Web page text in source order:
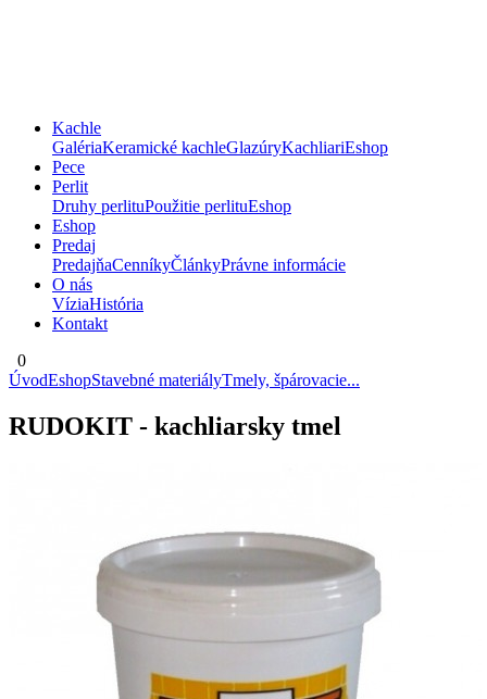
Kachle
GalériaKeramické kachleGlazúryKachliariEshop
Pece
Perlit
Druhy perlituPoužitie perlituEshop
Eshop
Predaj
PredajňaCenníkyČlánkyPrávne informácie
O nás
VíziaHistória
Kontakt
0
ÚvodEshopStavebné materiályTmely, špárovacie...
RUDOKIT - kachliarsky tmel